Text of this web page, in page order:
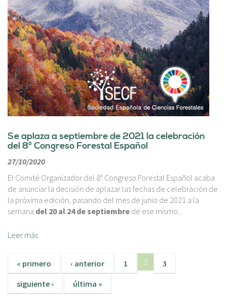
Se aplaza a septiembre de 2021 la celebración
del 8º Congreso Forestal Español
27/10/2020
El Comité Organizador del 8ª Congreso Forestal Español acaba
de anunciar la decisión de aplazar las fechas de celebración de
la próxima edición, pasando del mes de junio de 2021 a la
semana del 20 al 24 de septiembre de ese mismo...
Leer más
« primero ‹ anterior 1 2
3
siguiente ›
última »